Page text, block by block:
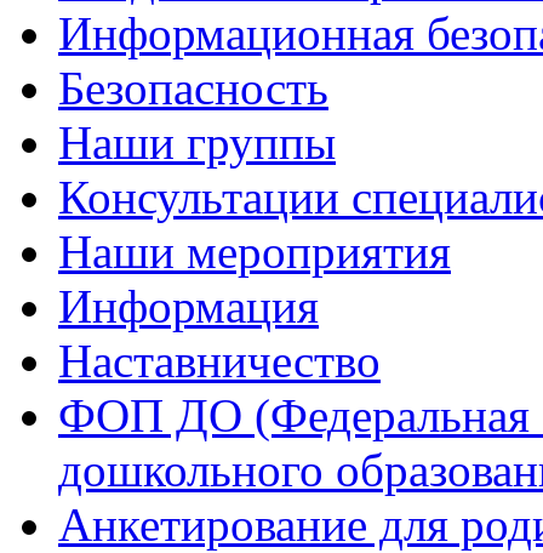
Информационная
Безопасность
Наши группы
Консультации
Наши мероприятия
Информация
Наставничество
ФОП ДО (Федеральная
дошкольного
Анкетирование для